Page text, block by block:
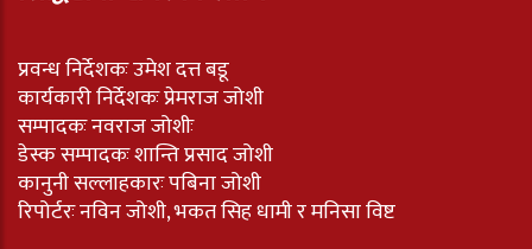
प्रवन्ध निर्देशकः उमेश दत्त बडू
कार्यकारी निर्देशकः प्रेमराज जोशी
सम्पादकः नवराज जोशीः
डेस्क सम्पादकः शान्ति प्रसाद जोशी
कानुनी सल्लाहकारः पबिना जोशी
रिपोर्टरः नविन जोशी, भकत सिह धामी र मनिसा विष्ट